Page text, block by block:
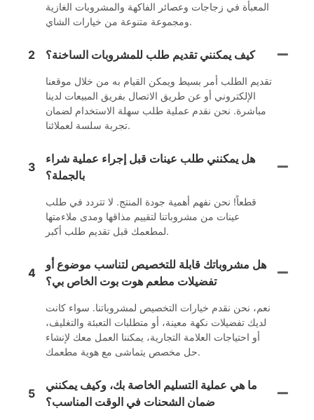
المعبأة في زجاجات وعصائر الفاكهة والمشروبات الغازية
ومجموعة متنوعة من خيارات الشاي.
2 كيف يمكنني تقديم طلب للمشروبات الساخنة؟
تقديم الطلب أمر بسيط ويمكن القيام به من خلال موقعنا
الإلكتروني أو عن طريق الاتصال بفريق المبيعات لدينا
مباشرة. نحن نقدم عملية طلب سهلة الاستخدام لضمان
تجربة سلسة لعملائنا.
3
هل يمكنني طلب عينات قبل إجراء عملية شراء
بالجملة؟
قطعاً! نحن نفهم أهمية جودة المنتج. لا تتردد في طلب
عينات من مشروباتنا لتقييم مذاقها ومدى ملاءمتها
لمطعمك قبل تقديم طلب أكبر.
4
هل مشروباتك قابلة للتخصيص لتناسب موضوع أو
تفضيلات مطعم هوت بوت الخاص بي؟
نعم، نحن نقدم خيارات التخصيص لمشروباتنا. سواء كانت
لديك تفضيلات نكهة معينة، أو متطلبات التعبئة والتغليف،
أو احتياجات العلامة التجارية، يمكننا العمل معك لإنشاء
حل مخصص يتماشى مع هوية مطعمك.
5
ما هي عملية التسليم الخاصة بك، وكيف يمكنني
ضمان الشحنات في الوقت المناسب؟